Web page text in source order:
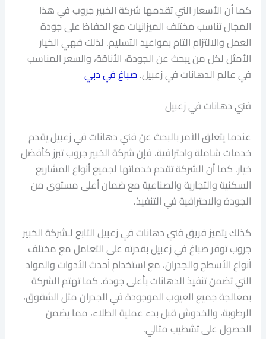
كما أن الأسعار التي تقدمها شركة الخبير جروب في هذا
المجال تناسب مختلف الميزانيات مع الحفاظ على جودة
العمل والالتزام التام بمواعيد التسليم. لذلك فهي الخيار
الأمثل لكل من يبحث عن الجودة، الأناقة، والسعر المناسب
في عالم الدهانات في زعبيل.صباغ في دبي
فني دهانات في زعبيل
عندما يتعلق الأمر بالبحث عن فني دهانات في زعبيل يقدم
خدمات شاملة واحترافية، فإن شركة الخبير جروب تبرز كأفضل
خيار. كما أن الشركة تقدم خدماتها لجميع أنواع المشاريع
السكنية والتجارية والصناعية مع ضمان أعلى مستوى من
الجودة والاحترافية في التنفيذ.
كذلك يتميز فريق فني دهانات في زعبيل التابع لـشركة الخبير
جروب توفر صباغ في زعبيل بقدرته على التعامل مع مختلف
أنواع الأسطح والجدران، مع استخدام أحدث الأدوات والمواد
التي تضمن تنفيذ الدهانات بأعلى جودة. كما تهتم الشركة
بمعالجة جميع العيوب الموجودة في الجدران مثل الشقوق،
الرطوبة، والخدوش قبل بدء عملية الطلاء، مما يضمن
الحصول على تشطيب مثالي.